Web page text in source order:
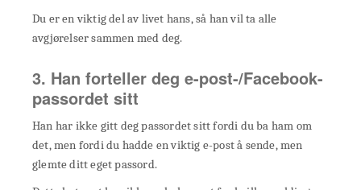
Du er en viktig del av livet hans, så han vil ta alle
avgjørelser sammen med deg.
3. Han forteller deg e-post-/Facebook-
passordet sitt
Han har ikke gitt deg passordet sitt fordi du ba ham om
det, men fordi du hadde en viktig e-post å sende, men
glemte ditt eget passord.